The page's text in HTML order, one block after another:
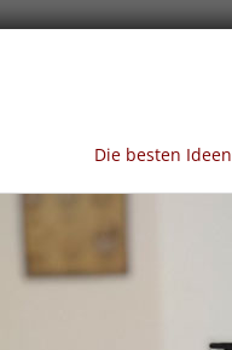
Die besten Ideen